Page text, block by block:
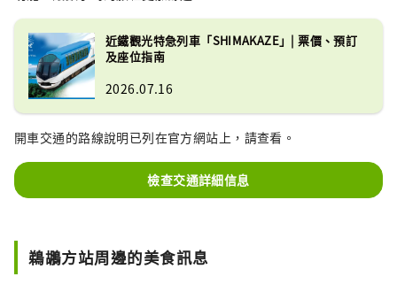
近鐵觀光特急列車「SHIMAKAZE」| 票價、預訂
及座位指南
2026.07.16
開車交通的路線說明已列在官方網站上，請查看。
檢查交通詳細信息
鵜鶘方站周邊的美食訊息